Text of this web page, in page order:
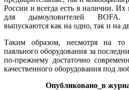
России и всегда есть в наличии.
для дымоуловителей BOFA.
выпускаются как на одно, так и на
Таким образом, несмотря на
паяльного оборудования за
по-прежнему достаточно
качественного оборудования под
Опубликовано_в